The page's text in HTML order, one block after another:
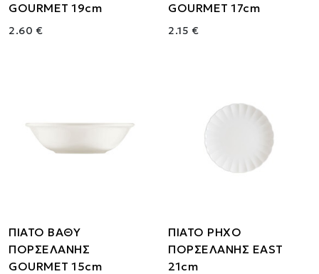
GOURMET 19cm
2.60 €
GOURMET 17cm
2.15 €
ΠΙΑΤΟ ΒΑΘΥ
ΠΟΡΣΕΛΑΝΗΣ
GOURMET 15cm
ΠΙΑΤΟ ΡΗΧΟ
ΠΟΡΣΕΛΑΝΗΣ EAST
21cm